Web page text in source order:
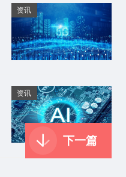
资讯
资讯
下一篇